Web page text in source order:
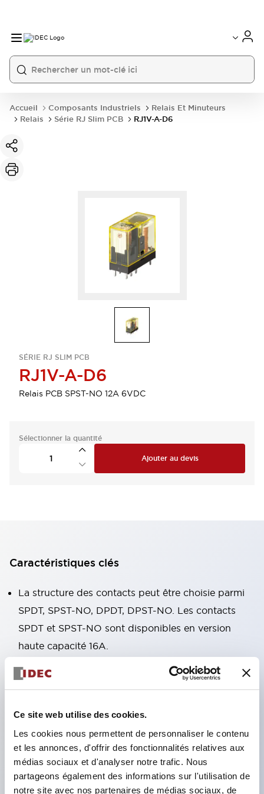
Ce site web utilise des cookies.
Les cookies nous permettent de personnaliser le contenu
et les annonces, d'offrir des fonctionnalités relatives aux
médias sociaux et d'analyser notre trafic. Nous
partageons également des informations sur l'utilisation de
notre site avec nos partenaires de médias sociaux, de
Accueil Composants Industriels
Relais Et Minuteurs
Relais
Série RJ Slim PCB RJ1V-A-D6
SÉRIE RJ SLIM PCB
RJ1V-A-D6
Relais PCB SPST-NO 12A 6VDC
Sélectionner la quantité
Ajouter au devis
Caractéristiques clés
La structure des contacts peut être choisie parmi
SPDT, SPST-NO, DPDT, DPST-NO. Les contacts
SPDT et SPST-NO sont disponibles en version
haute capacité 16A.
Le corps ne fait que 12,7 mm de large, forme
compacte, courant admissible élevé des contacts.
8A
La structure de libération à ressort exclusive
d'IDEC garantit une excellente durabilité.
Durabilité électrique : plus de 200 000 cycles
(charge AC) Durabilité mécanique : plus de 30